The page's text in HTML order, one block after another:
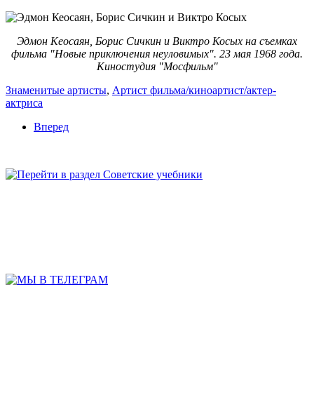
Эдмон Кеосаян, Борис Сичкин и Виктро Косых на съемках
фильма "Новые приключения неуловимых". 23 мая 1968 года.
Киностудия "Мосфильм"
Знаменитые артисты, Артист фильма/киноартист/актер-
актриса
Вперед